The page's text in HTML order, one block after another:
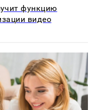
функцию
видео